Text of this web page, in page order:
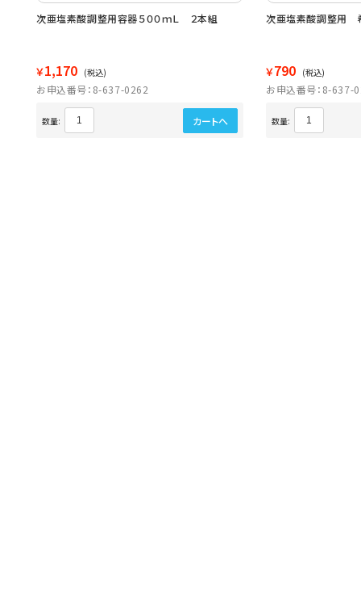
次亜塩素酸調整用容器５００ｍＬ ２本組
￥1,170 (税込)
お申込番号：8-637-0262
数量: カートへ
次亜塩素酸調整用
￥790 (税込)
お申込番号：8-637-
数量: